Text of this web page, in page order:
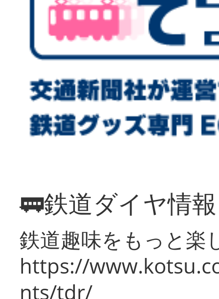
🚃鉄道ダイヤ情
鉄道趣味をもっと楽
https://
nts/tdr/